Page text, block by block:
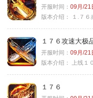
开服时间： 09月/21
版本介绍：
１.７６
１７６攻速大极
开服时间： 09月/21
版本介绍：
上线１
１７６